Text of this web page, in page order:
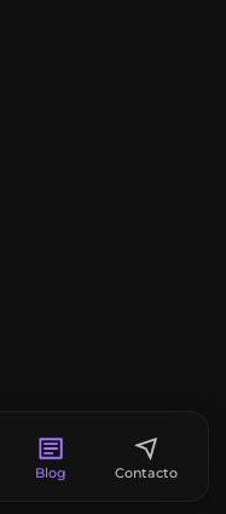
Blog Contacto